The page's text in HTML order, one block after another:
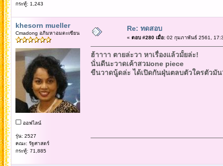
กระทู้: 1,243
khesorn mueller
Cmadong อภิมหาอมตะเซียน
ออฟไลน์
รุ่น: 2527
คณะ: รัฐศาสตร์
กระทู้: 71,885
Re: ทดสอบ
« ตอบ #280 เมื่อ:02 กุมภาพันธ์ 2561,
ฮ้าาาา ตายล่ะวา หาเรื่องแล้วมั้ยล่ะ!
นั่นดีนะวาดเค้าสวมone piece
ขืนวาดนู้ดล่ะ ได้เปิดกันฝุ่นตลบตัวใครตัวมั